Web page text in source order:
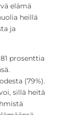
elämä
heillä
ja
prosenttia
(79%).
sillä heitä